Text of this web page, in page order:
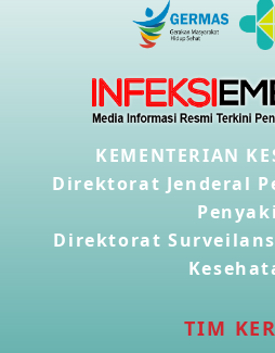
KEMENTERIAN
Direktorat Jenderal
Direktorat
TIM